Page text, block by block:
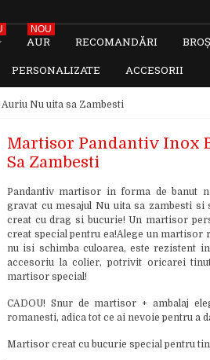
AUR
NOU
RECOMANDĂRI
PERSONALIZATE ACCESORII
Nu uita sa Zambesti
Martisor Pandantiv Inox
Sa Zambesti
Pandantiv martisor in forma de banut
gravat cu mesajul Nu uita sa zambesti
creat cu drag si bucurie! Un martisor
creat special pentru ea!Alege un martisor
nu isi schimba culoarea, este rezistent
accesoriu la colier, potrivit oricarei
martisor special!
CADOU! Snur de martisor + ambalaj
romanesti, adica tot ce ai nevoie pentru a
Martisor creat cu bucurie special pentru